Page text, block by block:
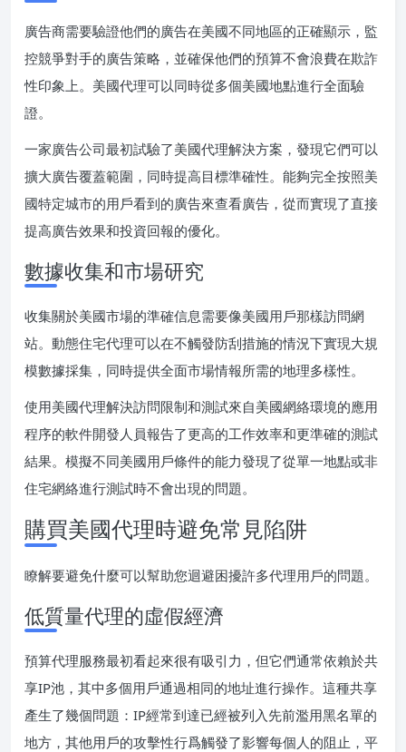
廣告商需要驗證他們的廣告在美國不同地區的正確顯示，監
控競爭對手的廣告策略，並確保他們的預算不會浪費在欺詐
性印象上。美國代理可以同時從多個美國地點進行全面驗
證。
一家廣告公司最初試驗了美國代理解決方案，發現它們可以
擴大廣告覆蓋範圍，同時提高目標準確性。能夠完全按照美
國特定城市的用戶看到的廣告來查看廣告，從而實現了直接
提高廣告效果和投資回報的優化。
數據收集和市場研究
收集關於美國市場的準確信息需要像美國用戶那樣訪問網
站。動態住宅代理可以在不觸發防刮措施的情況下實現大規
模數據採集，同時提供全面市場情報所需的地理多樣性。
使用美國代理解決訪問限制和測試來自美國網絡環境的應用
程序的軟件開發人員報告了更高的工作效率和更準確的測試
結果。模擬不同美國用戶條件的能力發現了從單一地點或非
住宅網絡進行測試時不會出現的問題。
購買美國代理時避免常見陷阱
瞭解要避免什麼可以幫助您迴避困擾許多代理用戶的問題。
低質量代理的虛假經濟
預算代理服務最初看起來很有吸引力，但它們通常依賴於共
享IP池，其中多個用戶通過相同的地址進行操作。這種共享
產生了幾個問題：IP經常到達已經被列入先前濫用黑名單的
地方，其他用戶的攻擊性行爲觸發了影響每個人的阻止，平